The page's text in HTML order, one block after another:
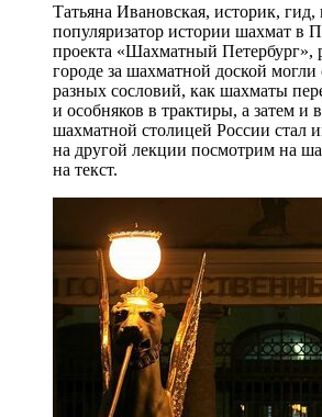
Татьяна Ивановская, историк, гид,
популяризатор истории шахмат в
проекта «Шахматный Петербург»,
городе за шахматной доской
разных сословий, как шахматы
и особняков в трактиры, а затем и
шахматной столицей России стал
на другой лекции посмотрим на
на текст.